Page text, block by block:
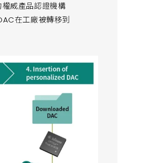
威產品認證機構
在工廠被轉移到